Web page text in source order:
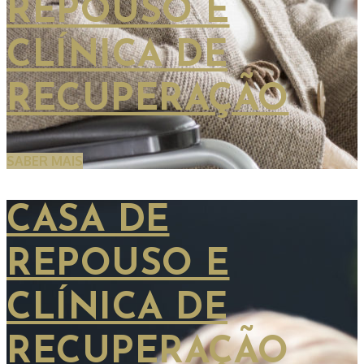
REPOUSO E
CLÍNICA DE
RECUPERAÇÃO
SABER MAIS
CASA DE
REPOUSO E
CLÍNICA DE
RECUPERAÇÃO